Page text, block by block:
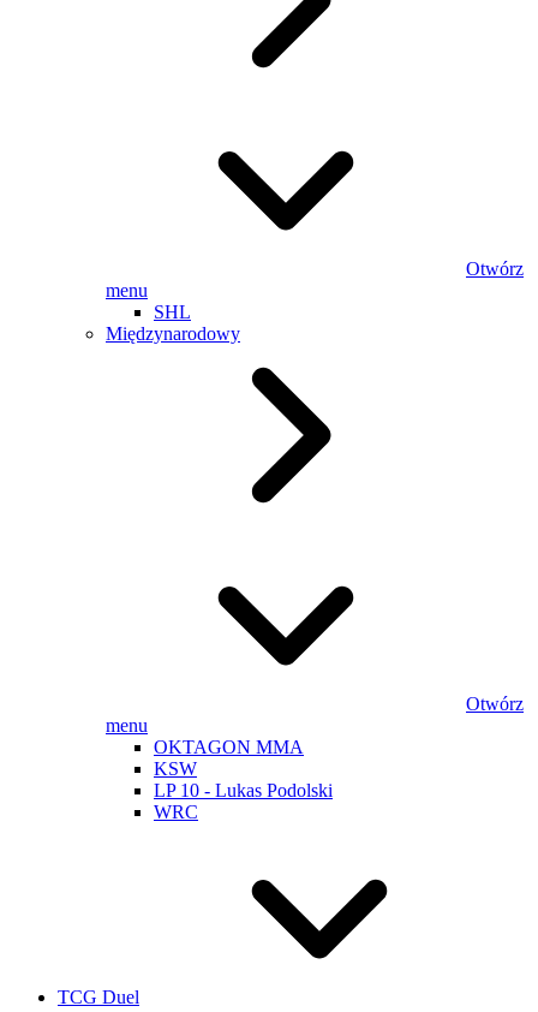
Otwórz
menu
SHL
Międzynarodowy
Otwórz
menu
OKTAGON MMA
KSW
LP 10 - Lukas Podolski
WRC
TCG Duel